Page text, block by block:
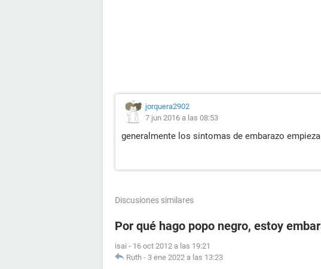
jorquera2902
7 jun 2016 a las 08:53
generalmente los sintomas de embarazo
Discusiones similares
Por qué hago popo negro, estoy
isai - 16 oct 2012 a las 19:21
Ruth - 3 ene 2022 a las 13:23